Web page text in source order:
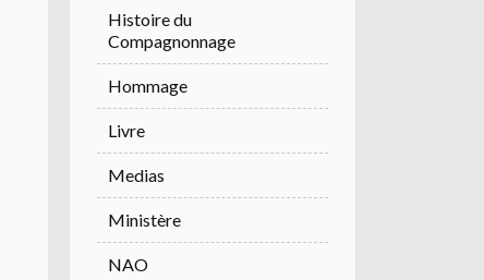
Histoire du
Compagnonnage
Hommage
Livre
Medias
Ministère
NAO